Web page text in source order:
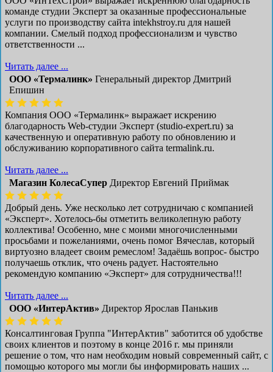
команде студии Эксперт за оказанные профессиональные
услуги по производству сайта intekhstroy.ru для нашей
компании. Смелый подход профессионализм и чувство
ответственности ...
Читать далее ...
ООО «Термалинк» Генеральный директор Дмитрий
Епишин
Компания ООО «Термалинк» выражает искрению
благодарность Web-студии Эксперт (studio-expert.ru) за
качественную и оперативную работу по обновлению и
обслуживанию корпоративного сайта termalink.ru.
Читать далее ...
Магазин КолесаСупер Директор ​Евгений Приймак
Добрый день. Уже несколько лет сотрудничаю с компанией
«Эксперт». Хотелось-бы отметить великолепную работу
коллектива! Особенно, мне с моими многочисленными
просьбами и пожеланиями, очень помог Вячеслав, который
виртуозно владеет своим ремеслом! Задаёшь вопрос- быстро
получаешь отклик, что очень радует. Настоятельно
рекомендую компанию «Эксперт» для сотрудничества!!!
Читать далее ...
ООО «ИнтерАктив» Директор Ярослав Панькив
Консалтинговая Группа "ИнтерАктив" заботится об удобстве
своих клиентов и поэтому в конце 2016 г. мы приняли
решение о том, что нам необходим новый современный сайт, с
помощью которого мы могли бы информировать наших ...